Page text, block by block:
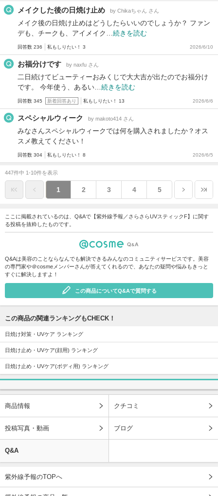
メイクした後の日焼け止め by Chikaちゃん さん
メイク後の日焼け止めはどうしたらいいのでしょうか？ ファン
デも、チークも、アイメイク… 続きを読む
回答数 236 私もしりたい！ 3 2026/6/10
お福分けです by naxfu さん
二日続けてビューティーおみくじで大大吉が出たのでお福分け
です。 今年使う、あるい… 続きを読む
回答数 345 新着回答あり 私もしりたい！ 13 2026/6/6
スペシャルウィーク by makoto414 さん
みなさんスペシャルウィークでは何を購入されましたか？オス
スメ教えてください！
回答数 304 私もしりたい！ 8 2026/6/5
447件中 1-10件を表示
1 2 3 4 5
ここに掲載されているのは、Q&Aで【紫外線予報／さらさらUVスティックF】に関す
る投稿を抜粋したものです。
Q&Aは美容のことならなんでも解決できるみんなのコミュニティサービスです。美容
の専門家や＠cosmeメンバーさんが答えてくれるので、あなたの疑問や悩みもきっと
すぐに解決しますよ！
この商品についてQ&Aで質問する
この商品の関連ランキングもCHECK！
日焼け対策・UVケア ランキング
日焼け止め・UVケア(顔用) ランキング
日焼け止め・UVケア(ボディ用) ランキング
商品情報 クチコミ
投稿写真・動画 ブログ
Q&A
紫外線予報のTOPへ